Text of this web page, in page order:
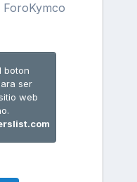
ForoKymco
boton
ser
web